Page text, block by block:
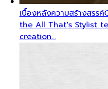
เบื้องหลังความสร้างสรรค์
the All That's Stylist
creation…